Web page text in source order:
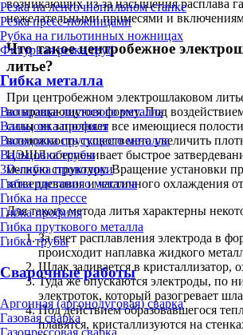
Резка на ленточнопильном станке
Резка пресс-ножницами
Рубка на гильотинных ножницах
Фигурная резка труб
Гибка металла
Вальцовка листового металла
Вальцовка профиля
Вальцовка пруткового металла
Вальцовка трубы
3D-гибка проволоки
Гибка листового металла
Гибка на прессе
Гибка профиля
Гибка пруткового металла
Гибка трубы
Сварочные работы
Аргонная (аргонодуговая) сварка
Газовая сварка
Газопрессовая сварка
возникающих из-за насыщения расплава
нежелательными примесями и
Что такое центробежное
литье?
При центробежном электрошлаковом
во вращающуюся форму. Под
силы он заполняет все имеющиеся
возможность существенно увеличить
ЦЭШЛ обеспечивает быстрое
мелкую структуру. Вращение установки
затвердевания и частичного охлаждения
Для такого метода литья характерны
За счет расплавления электрода в
происходит наплавка жидкого
Шлак заливается в кристаллизатор,
Туда же опускаются электроды, по
электроток, который разогревает
Под действием образовавшегося
плавятся, кристаллизуются на